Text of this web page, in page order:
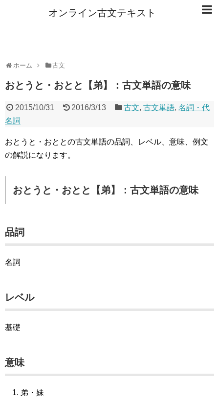
オンライン古文テキスト
ホーム 古文
おとうと・おとと【弟】：古文単語の意味
2015/10/31 2016/3/13 古文,古文単語,名詞・代
名詞
おとうと・おととの古文単語の品詞、レベル、意味、例文
の解説になります。
おとうと・おとと【弟】：古文単語の意味
品詞
名詞
レベル
基礎
意味
弟・妹